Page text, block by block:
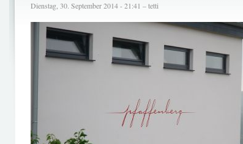
Dienstag, 30. September 2014 - 21:41 – tetti